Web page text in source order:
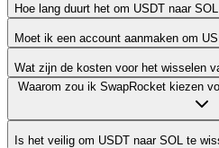
Hoe lang duurt het om USDT naar
Moet ik een account aanmaken om
Wat zijn de kosten voor het wisselen
Waarom zou ik SwapRocket kiezen
Is het veilig om USDT naar SOL te